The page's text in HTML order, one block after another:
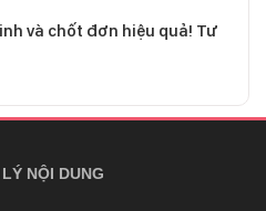
và chốt đơn hiệu quả! Tư
NỘI DUNG